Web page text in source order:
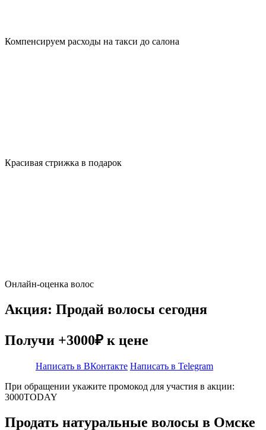
Компенсируем расходы на такси до салона
Красивая стрижка в подарок
Онлайн-оценка волос
Акция: Продай волосы сегодня
Получи +3000₽ к цене
Написать в ВКонтакте Написать в Telegram
При обращении укажите промокод для участия в акции:
3000TODAY
Продать натуральные волосы в Омске